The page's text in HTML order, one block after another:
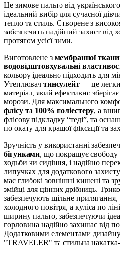
Це зимове пальто від
ідеальний вибір для сучасної
тепло та стиль. Створене з
забезпечить надійний захист від
протягом усієї зими.
Виготовлене з мембранної
водовідштовхувальні
кольору ідеально підходить для
Утеплювач тинсулейт — це
матеріал, який ефективно
морози. Для максимального
флісу та 100% поліестеру, а
флісову підкладку “теді”, та
по окату для кращої фіксації та
Зручність у використанні
бігунками, що покращує свободу
ходьби чи сидіння, і надійно
липучках для додаткового
має глибокі зовнішні кишені та
змійці для цінних дрібниць.
забезпечують щільне
холодного повітря, а куліса по
ширину пальто, забезпечуючи
горловина надійно захищає від
Додатковими елементами
"TRAVELER" та стильна